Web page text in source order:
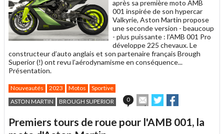
après sa première moto AMB
001 inspirée de son hypercar
Valkyrie, Aston Martin propose
une seconde version - beaucoup
- plus puissante : l’AMB 001 Pro
développe 225 chevaux. Le
constructeur d’auto anglais et son partenaire français Brough
Superior (!) ont revu l’aérodynamisme en conséquence...
Présentation.
Nouveautés 2023 Motos
Sportive
ASTON MARTIN
BROUGH SUPERIOR 0
Envoyer
cet
à
Partager
sur sur
Premiers tours de roue pour l'AMB 001, la